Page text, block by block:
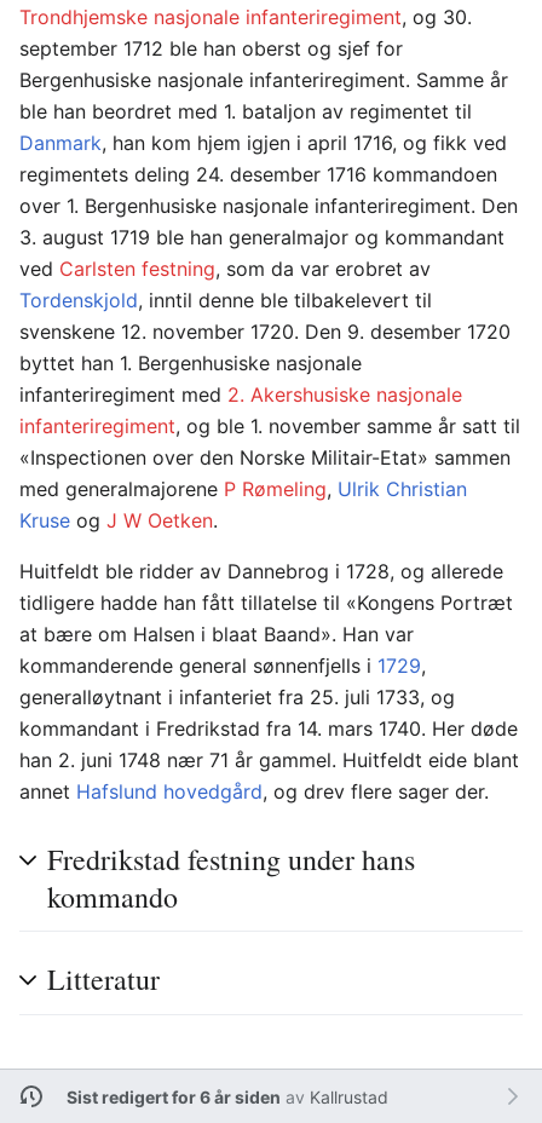
Trondhjemske nasjonale infanteriregiment, og 30.
september 1712 ble han oberst og sjef for
Bergenhusiske nasjonale infanteriregiment. Samme år
ble han beordret med 1. bataljon av regimentet til
Danmark, han kom hjem igjen i april 1716, og fikk ved
regimentets deling 24. desember 1716 kommandoen
over 1. Bergenhusiske nasjonale infanteriregiment. Den
3. august 1719 ble han generalmajor og kommandant
ved Carlsten festning, som da var erobret av
Tordenskjold, inntil denne ble tilbakelevert til
svenskene 12. november 1720. Den 9. desember 1720
byttet han 1. Bergenhusiske nasjonale
infanteriregiment med 2. Akershusiske nasjonale
infanteriregiment, og ble 1. november samme år satt til
«Inspectionen over den Norske Militair-Etat» sammen
med generalmajorene P Rømeling, Ulrik Christian
Kruse og J W Oetken.
Huitfeldt ble ridder av Dannebrog i 1728, og allerede
tidligere hadde han fått tillatelse til «Kongens Portræt
at bære om Halsen i blaat Baand». Han var
kommanderende general sønnenfjells i 1729,
generalløytnant i infanteriet fra 25. juli 1733, og
kommandant i Fredrikstad fra 14. mars 1740. Her døde
han 2. juni 1748 nær 71 år gammel. Huitfeldt eide blant
annet Hafslund hovedgård, og drev flere sager der.
Fredrikstad festning under hans
kommando
Litteratur
Sist redigert for 6 år siden av Kallrustad